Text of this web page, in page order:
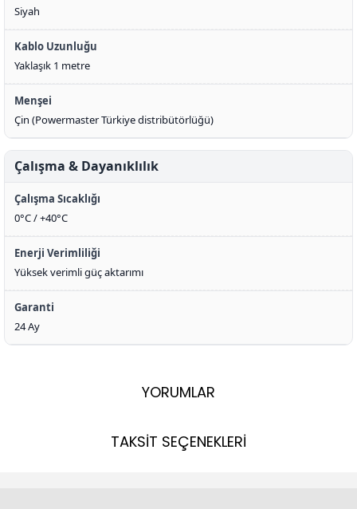
Siyah
Kablo Uzunluğu
Yaklaşık 1 metre
Menşei
Çin (Powermaster Türkiye distribütörlüğü)
Çalışma & Dayanıklılık
Çalışma Sıcaklığı
0°C / +40°C
Enerji Verimliliği
Yüksek verimli güç aktarımı
Garanti
24 Ay
YORUMLAR
TAKSİT SEÇENEKLERİ